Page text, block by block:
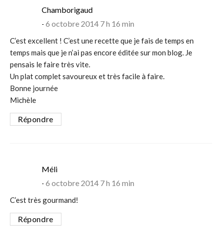
Chamborigaudsays:
6 octobre 2014 7 h 16 min
C’est excellent ! C’est une recette que je fais de temps en
temps mais que je n’ai pas encore éditée sur mon blog. Je
pensais le faire très vite.
Un plat complet savoureux et très facile à faire.
Bonne journée
Michèle
Répondre
Mélisays:
6 octobre 2014 7 h 16 min
C’est très gourmand!
Répondre